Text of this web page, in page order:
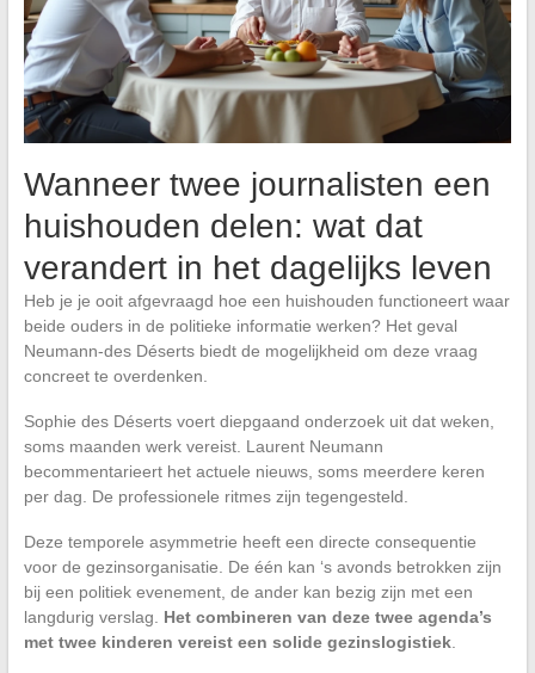
Wanneer twee journalisten een
huishouden delen: wat dat
verandert in het dagelijks leven
Heb je je ooit afgevraagd hoe een huishouden functioneert waar
beide ouders in de politieke informatie werken? Het geval
Neumann-des Déserts biedt de mogelijkheid om deze vraag
concreet te overdenken.
Sophie des Déserts voert diepgaand onderzoek uit dat weken,
soms maanden werk vereist. Laurent Neumann
becommentarieert het actuele nieuws, soms meerdere keren
per dag. De professionele ritmes zijn tegengesteld.
Deze temporele asymmetrie heeft een directe consequentie
voor de gezinsorganisatie. De één kan ‘s avonds betrokken zijn
bij een politiek evenement, de ander kan bezig zijn met een
langdurig verslag. Het combineren van deze twee agenda’s
met twee kinderen vereist een solide gezinslogistiek.